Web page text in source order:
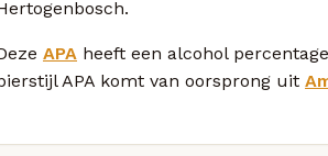
APA heeft een alcohol
APA komt van oorsprong uit